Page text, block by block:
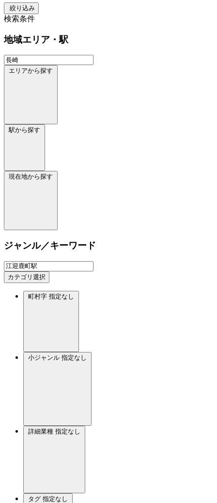
絞り込み
検索条件
地域エリア・駅
エリアから探す
駅から探す
現在地から探す
ジャンル／キーワード
カテゴリ選択
町村字 指定なし
小ジャンル 指定なし
詳細業種 指定なし
タグ 指定なし